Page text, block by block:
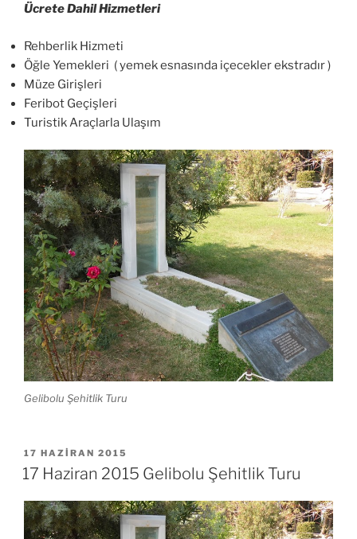
Ücrete Dahil Hizmetleri
Rehberlik Hizmeti
Öğle Yemekleri ( yemek esnasında içecekler ekstradır )
Müze Girişleri
Feribot Geçişleri
Turistik Araçlarla Ulaşım
Gelibolu Şehitlik Turu
YAYIM
TARIHI
17 HAZIRAN 2015
17 Haziran 2015 Gelibolu Şehitlik Turu